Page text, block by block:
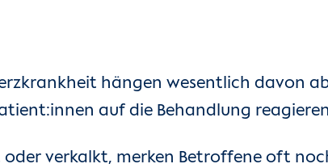
hängen wesentlich davon
auf die Behandlung
verkalkt, merken Betroffene oft